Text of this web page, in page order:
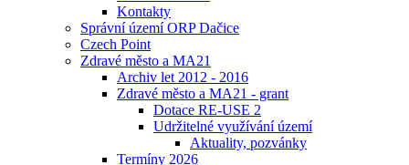
Kontakty
Správní území ORP Dačice
Czech Point
Zdravé město a MA21
Archiv let 2012 - 2016
Zdravé město a MA21 - grant
Dotace RE-USE 2
Udržitelné využívání území
Aktuality, pozvánky
Termíny 2026